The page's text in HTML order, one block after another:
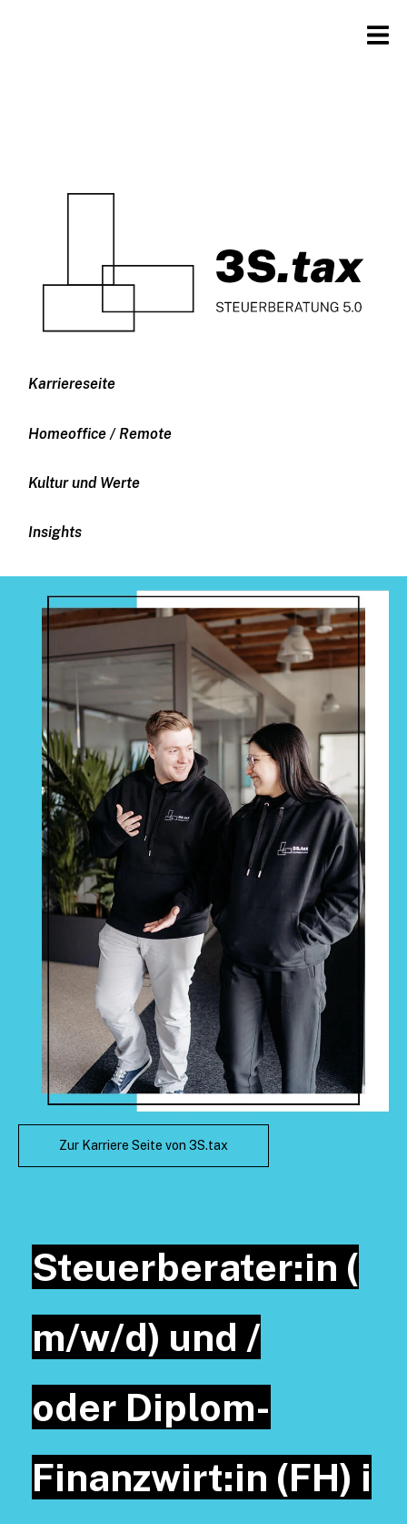
Karriereseite
Homeoffice / Remote
Kultur und Werte
Insights
Zur Karriere Seite von 3S.tax
Steuerberater:in (
m/w/d) und /
oder Diplom-
Finanzwirt:in (FH) i